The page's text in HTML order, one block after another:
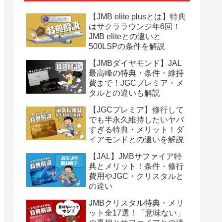
【JMB elite plusとは】特典
はサクララウンジ年6回！
JMB eliteとの違いと
500LSPの条件を解説
【JMBダイヤモンド】JAL
最高峰の特典・条件・維持
費まで！JGCプレミア・メ
タルとの違いも解説
【JGCプレミア】修行して
でも半永久維持したいヤバ
すぎる特典・メリット！ダ
イアモンドとの違いを解説
【JAL】JMBサファイア特
典とメリット！条件・修行
費用やJGC・クリスタルと
の違い
JMBクリスタル特典・メリ
ット全17選！「意味ない」